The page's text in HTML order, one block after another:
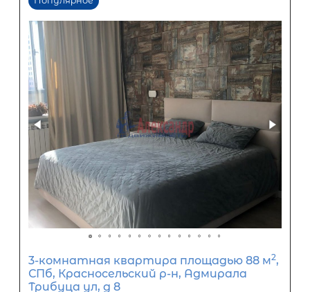
Первый взнос
60%
0 30 40 50 60 70 80
Срок кредита
15 лет
1 5 10 15
Процентная
ставка
12
1 5 10 15 20